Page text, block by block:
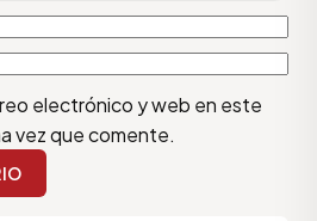
electrónico y web en este
vez que comente.